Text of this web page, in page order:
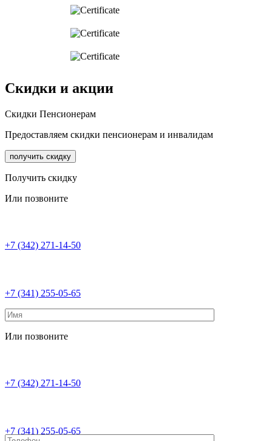
Скидки и акции
Cкидки Пенсионерам
Предоставляем скидки пенсионерам и инвалидам
получить скидку
Получить скидку
Или позвоните
+7 (342) 271-14-50
+7 (341) 255-05-65
Или позвоните
+7 (342) 271-14-50
+7 (341) 255-05-65